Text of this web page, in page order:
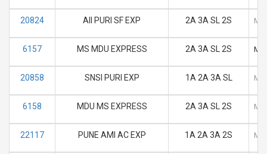
20824 AII PURI SF EXP 2A 3A SL 2S M
6157 MS MDU EXPRESS 2A 3A SL 2S M
20858 SNSI PURI EXP 1A 2A 3A SL M
6158 MDU MS EXPRESS 2A 3A SL 2S M
22117 PUNE AMI AC EXP 1A 2A 3A 2S M